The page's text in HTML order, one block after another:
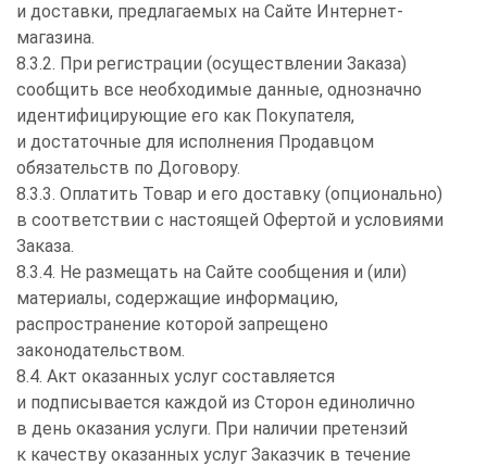
и доставки, предлагаемых на Сайте Интернет-
магазина.
8.3.2. При регистрации (осуществлении Заказа)
сообщить все необходимые данные, однозначно
идентифицирующие его как Покупателя,
и достаточные для исполнения Продавцом
обязательств по Договору.
8.3.3. Оплатить Товар и его доставку (опционально)
в соответствии с настоящей Офертой и условиями
Заказа.
8.3.4. Не размещать на Сайте сообщения и (или)
материалы, содержащие информацию,
распространение которой запрещено
законодательством.
8.4. Акт оказанных услуг составляется
и подписывается каждой из Сторон единолично
в день оказания услуги. При наличии претензий
к качеству оказанных услуг Заказчик в течение